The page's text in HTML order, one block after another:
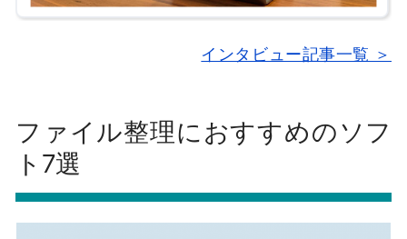
インタビュー記事一覧 ＞
ファイル整理におすすめのソフ
ト7選